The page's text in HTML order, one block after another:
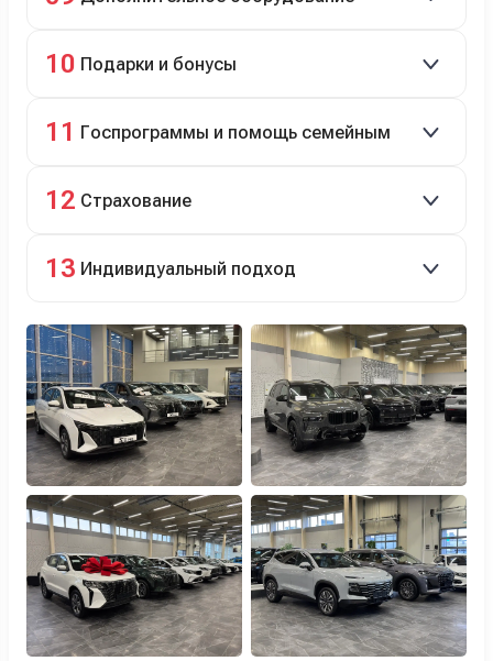
10 Подарки и бонусы
программе лояльности.
11 Госпрограммы и помощь семейным
12 Страхование
бонусами для клиентов.
13 Индивидуальный подход
оформлением.